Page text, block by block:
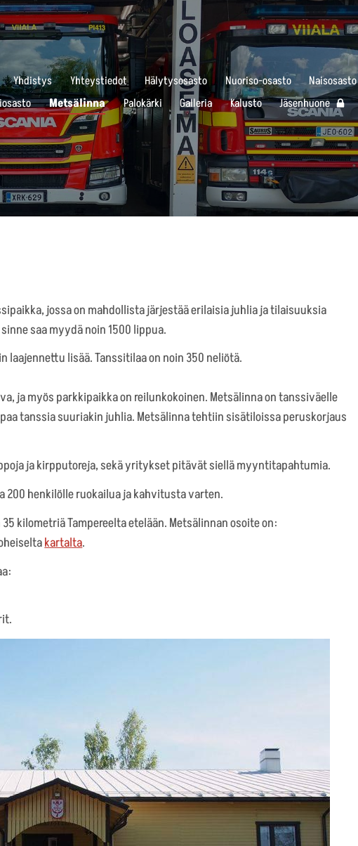
Yhdistys Yhteystiedot Hälytysosasto Nuoriso-osasto
Naisosasto
Metsälinna Palokärki Galleria Kalusto Jäsenhuone
jossa on mahdollista järjestää erilaisia juhlia ja tilaisuuksia
saa myydä noin 1500 lippua.
laajennettu lisää. Tanssitilaa on noin 350 neliötä.
ja myös parkkipaikka on reilunkokoinen. Metsälinna on tanssiväelle
tanssia suuriakin juhlia. Metsälinna tehtiin sisätiloissa peruskorjaus
ja kirpputoreja, sekä yritykset pitävät siellä myyntitapahtumia.
200 henkilölle ruokailua ja kahvitusta varten.
kilometriä Tampereelta etelään. Metsälinnan osoite on:
kartalta.